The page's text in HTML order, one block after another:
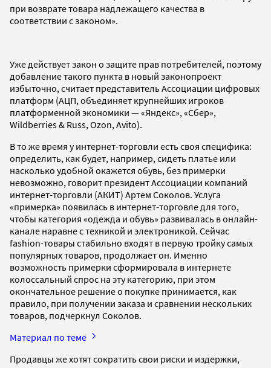
при возврате товара надлежащего качества в
соответствии с законом».
Уже действует закон о защите прав потребителей, поэтому
добавление такого пункта в новый законопроект
избыточно, считает представитель Ассоциации цифровых
платформ (АЦП, объединяет крупнейших игроков
платформенной экономики — «Яндекс», «Сбер»,
Wildberries & Russ, Ozon, Avito).
В то же время у интернет-торговли есть своя специфика:
определить, как будет, например, сидеть платье или
насколько удобной окажется обувь, без примерки
невозможно, говорит президент Ассоциации компаний
интернет-торговли (АКИТ) Артем Соколов. Услуга
«примерка» появилась в интернет-торговле для того,
чтобы категория «одежда и обувь» развивалась в онлайн-
канале наравне с техникой и электроникой. Сейчас
fashion-товары стабильно входят в первую тройку самых
популярных товаров, продолжает он. Именно
возможность примерки сформировала в интернете
колоссальный спрос на эту категорию, при этом
окончательное решение о покупке принимается, как
правило, при получении заказа и сравнении нескольких
товаров, подчеркнул Соколов.
Материал по теме
Продавцы же хотят сократить свои риски и издержки,